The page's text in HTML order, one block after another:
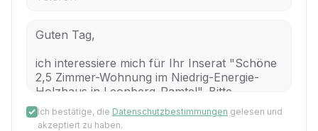
Ich bestätige, die Datenschutzbestimmungen gelesen und
akzeptiert zu haben.